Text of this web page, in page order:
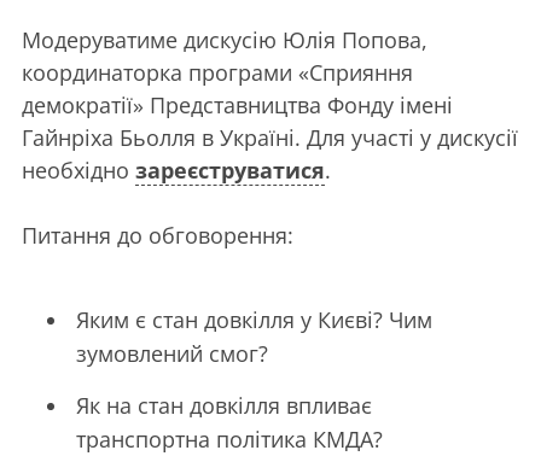
Модеруватиме дискусію Юлія Попова,
координаторка програми «Сприяння
демократії» Представництва Фонду імені
Гайнріха Бьолля в Україні. Для участі у дискусії
необхідно зареєструватися.
Питання до обговорення:
Яким є стан довкілля у Києві? Чим
зумовлений смог?
Як на стан довкілля впливає
транспортна політика КМДА?